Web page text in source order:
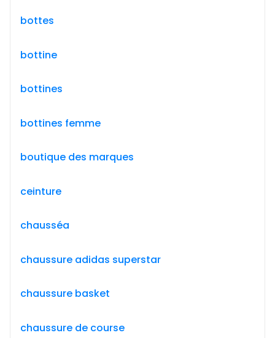
bottes
bottine
bottines
bottines femme
boutique des marques
ceinture
chausséa
chaussure adidas superstar
chaussure basket
chaussure de course